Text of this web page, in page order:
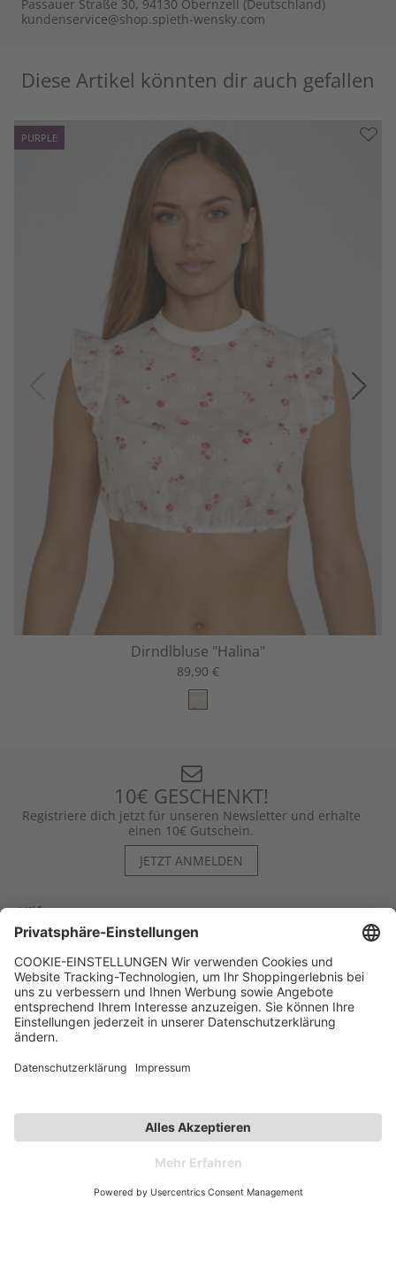
Passauer Straße 30, 94130 Obernzell (Deutschland)
kundenservice@shop.spieth-wensky.com
Diese Artikel könnten dir auch gefallen
PURPLE
Dirndlbluse "Halina"
89,90 €
10€ GESCHENKT!
Registriere dich jetzt für unseren Newsletter und erhalte
einen 10€ Gutschein.
JETZT ANMELDEN
Hilfe
Kontakt
Kategorien
Affiliate-Partner­programm